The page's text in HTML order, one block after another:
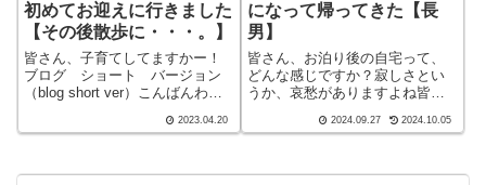
初めてお迎えに行きました
【その後散歩に・・・。】
皆さん、子育てしてますかー！
ブログ ショート バージョン
（blog short ver）こんばんわ、
いる ざぶ(@meitou_zabuton)で
態のほぼワ...
2023.04.20
になって帰ってきた【長
男】
皆さん、お泊り後の自宅って、
どんな感じですか？寂しさとい
うか、哀愁がありますよね皆さ
グ ショート バージョン（blog
ぶ(@meitou_zab...
2024.09.27 2024.10.05